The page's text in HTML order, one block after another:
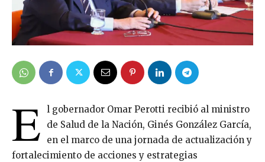
E l gobernador Omar Perotti recibió al ministro
de Salud de la Nación, Ginés González García,
en el marco de una jornada de actualización y
fortalecimiento de acciones y estrategias